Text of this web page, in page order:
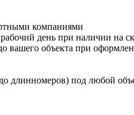
компаниями
день при наличии на
вашего объекта при
длинномеров) под любой